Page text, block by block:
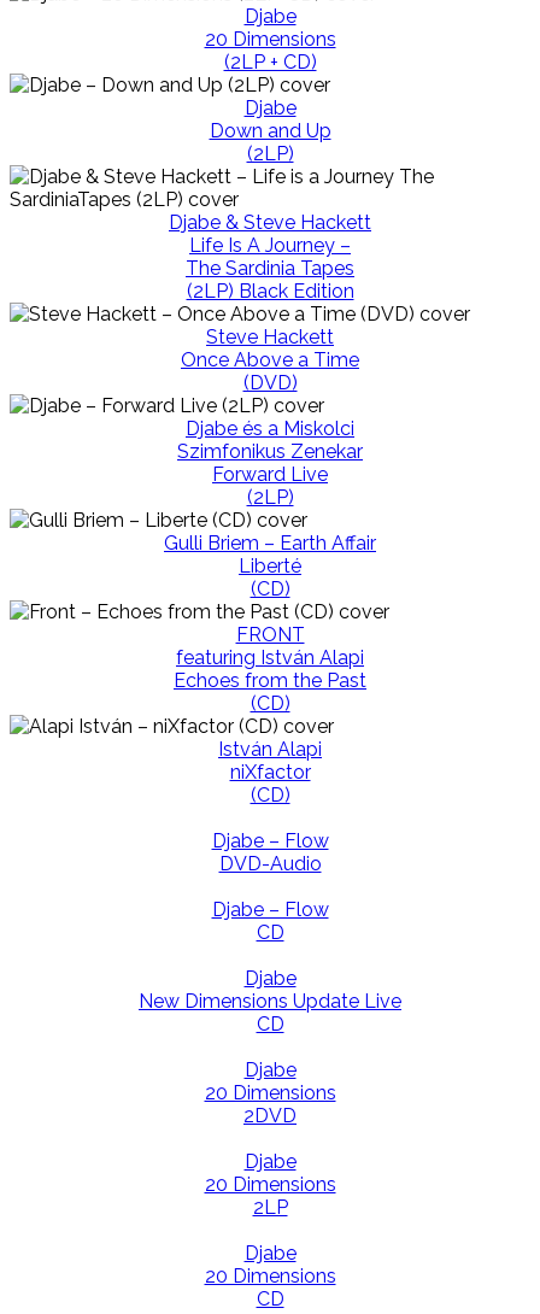
Djabe
20 Dimensions
(2LP + CD)
Djabe
Down and Up
(2LP)
Djabe & Steve Hackett
Life Is A Journey –
The Sardinia Tapes
(2LP) Black Edition
Steve Hackett
Once Above a Time
(DVD)
Djabe és a Miskolci
Szimfonikus Zenekar
Forward Live
(2LP)
Gulli Briem – Earth Affair
Liberté
(CD)
FRONT
featuring István Alapi
Echoes from the Past
(CD)
István Alapi
niXfactor
(CD)
Djabe – Flow
DVD-Audio
Djabe – Flow
CD
Djabe
New Dimensions Update Live
CD
Djabe
20 Dimensions
2DVD
Djabe
20 Dimensions
2LP
Djabe
20 Dimensions
CD